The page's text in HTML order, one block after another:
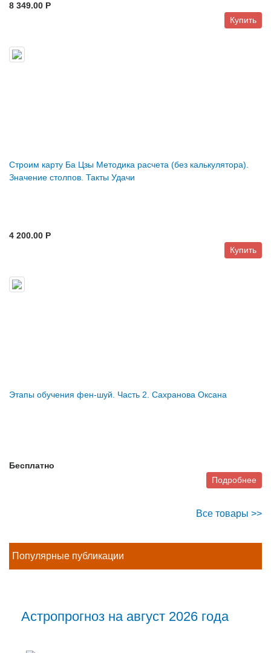
8 349.00 P
Купить
Строим карту Ба Цзы Методика расчета (без калькулятора).
Значение столпов. Такты Удачи
4 200.00 P
Купить
Этапы обучения фен-шуй. Часть 2. Сахранова Оксана
Бесплатно
Подробнее
Все товары >>
Популярные публикации
Астропрогноз на август 2026 года